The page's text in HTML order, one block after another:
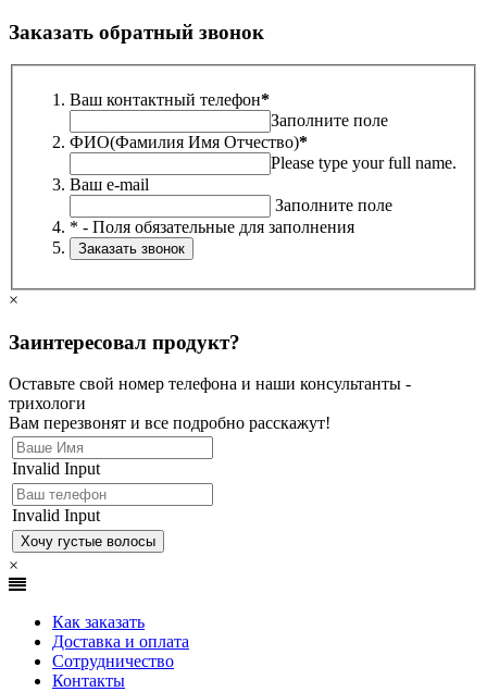
Заказать обратный звонок
Ваш контактный телефон*
Заполните поле
ФИО(Фамилия Имя Отчество)*
Please type your full name.
Ваш e-mail
Заполните поле
* - Поля обязательные для заполнения
×
Заинтересовал продукт?
Оставьте свой номер телефона и наши консультанты -
трихологи
Вам перезвонят и все подробно расскажут!
Invalid Input
Invalid Input
×
Как заказать
Доставка и оплата
Сотрудничество
Контакты